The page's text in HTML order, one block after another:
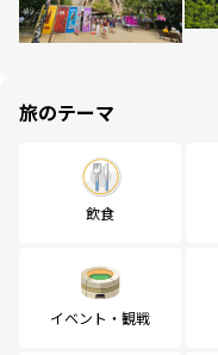
旅のテーマ
飲食
イベント・観戦